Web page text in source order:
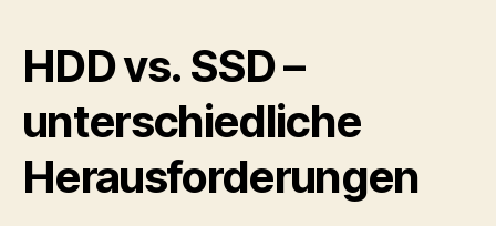
HDD vs. SSD –
unterschiedliche
Herausforderungen